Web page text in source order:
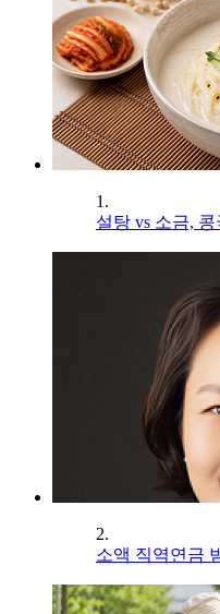
1.
설탕 vs 소금,
2.
소액 직역연금